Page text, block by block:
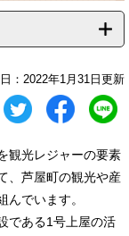
：2022年1月31日更新
観光レジャーの要素
、芦屋町の観光や産
でいます。
である1号上屋の活